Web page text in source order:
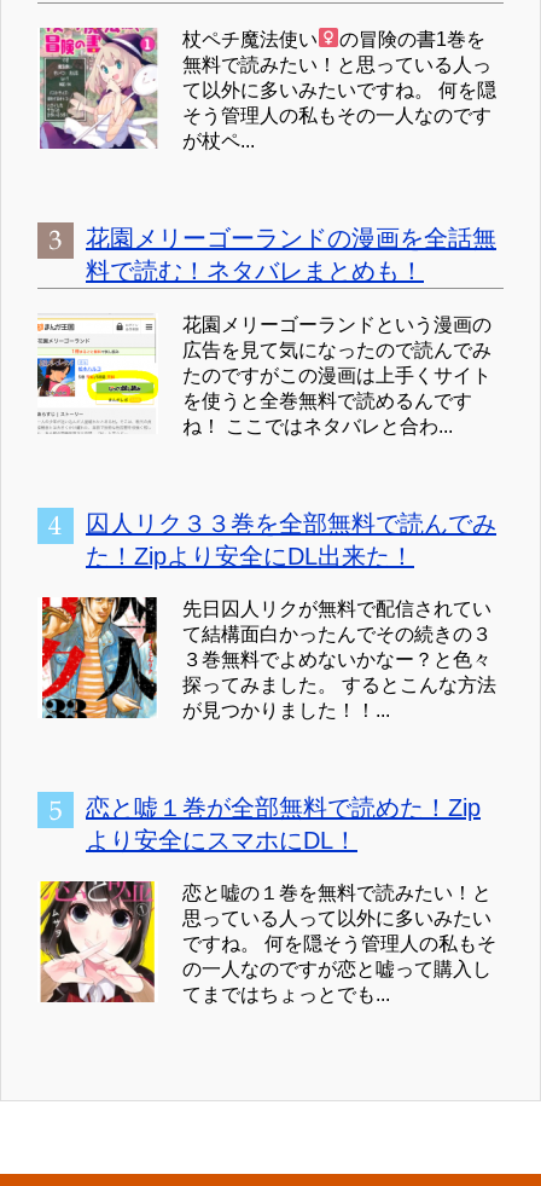
杖ペチ魔法使い
の冒険の書1巻を
無料で読みたい！と思っている人っ
て以外に多いみたいですね。 何を隠
そう管理人の私もその一人なのです
が杖ペ...
花園メリーゴーランドの漫画を全話無
料で読む！ネタバレまとめも！
花園メリーゴーランドという漫画の
広告を見て気になったので読んでみ
たのですがこの漫画は上手くサイト
を使うと全巻無料で読めるんです
ね！ ここではネタバレと合わ...
囚人リク３３巻を全部無料で読んでみ
た！Zipより安全にDL出来た！
先日囚人リクが無料で配信されてい
て結構面白かったんでその続きの３
３巻無料でよめないかなー？と色々
探ってみました。 するとこんな方法
が見つかりました！！...
恋と嘘１巻が全部無料で読めた！Zip
より安全にスマホにDL！
恋と嘘の１巻を無料で読みたい！と
思っている人って以外に多いみたい
ですね。 何を隠そう管理人の私もそ
の一人なのですが恋と嘘って購入し
てまではちょっとでも...